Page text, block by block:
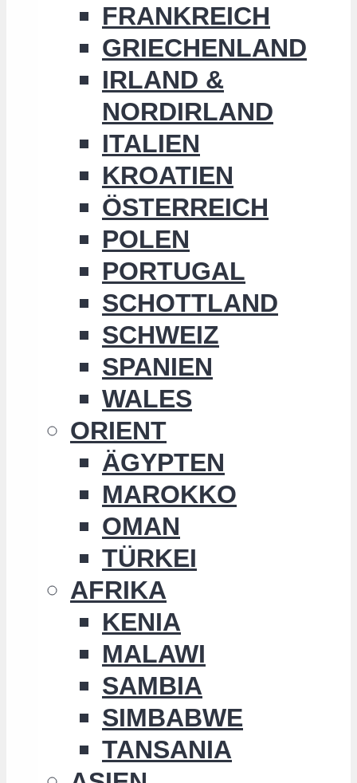
FRANKREICH
GRIECHENLAND
IRLAND &
NORDIRLAND
ITALIEN
KROATIEN
ÖSTERREICH
POLEN
PORTUGAL
SCHOTTLAND
SCHWEIZ
SPANIEN
WALES
ORIENT
ÄGYPTEN
MAROKKO
OMAN
TÜRKEI
AFRIKA
KENIA
MALAWI
SAMBIA
SIMBABWE
TANSANIA